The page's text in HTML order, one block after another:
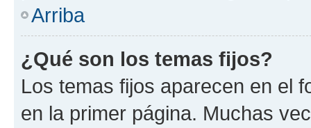
Arriba
¿Qué son los temas fijos?
Los temas fijos aparecen en el
en la primer página. Muchas